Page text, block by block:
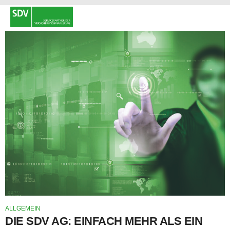
ALLGEMEIN
DIE SDV AG: EINFACH MEHR ALS EIN